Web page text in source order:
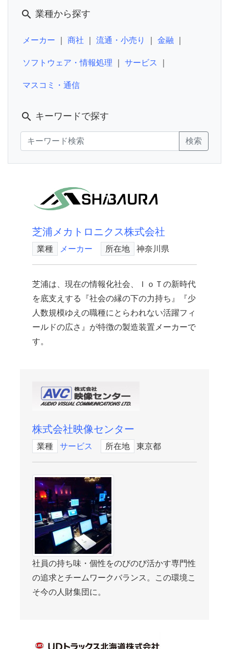
search 業種から探す
メーカー 商社 流通・小売り 金融
ソフトウェア・情報処理 サービス
マスコミ・通信
search キーワードで探す
芝浦メカトロニクス株式会社
業種 メーカー 所在地 神奈川県
芝浦は、現在の情報化社会、ＩｏＴの新時代
を底支えする『社会の縁の下の力持ち』『少
人数規模ゆえの職種にとらわれない活躍フィ
ールドの広さ』が特徴の製造装置メーカーで
す。
株式会社映像センター
業種 サービス 所在地 東京都
社員の持ち味・個性をのびのび活かす専門性
の追求とチームワークバランス。この環境こ
そ今の人財集団に。